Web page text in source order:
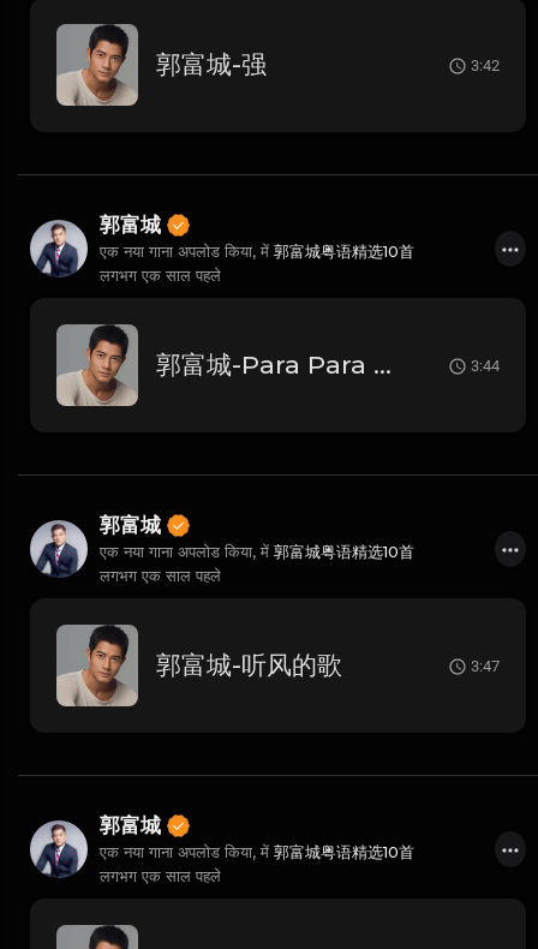
郭富城-强 3:42
郭富城
एक नया गाना अपलोड किया, में 郭富城粤语精选10首
लगभग एक साल पहले
郭富城-Para Para Sakura 3:44
郭富城
एक नया गाना अपलोड किया, में 郭富城粤语精选10首
लगभग एक साल पहले
郭富城-听风的歌 3:47
郭富城
एक नया गाना अपलोड किया, में 郭富城粤语精选10首
लगभग एक साल पहले